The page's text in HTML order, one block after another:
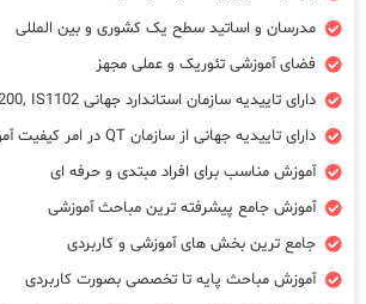
مدرسان و اساتید سطح یک کشوری و بین المللی
فضای آموزشی تئوریک و عملی مجهز
دارای تاییدیه سازمان استاندارد جهانی ISO1200, IS1102
دارای تاییدیه جهانی از سازمان QT در امر کیفیت آموزش
آموزش مناسب برای افراد مبتدی و حرفه ای
آموزش جامع پیشرفته ترین مباحث آموزشی
جامع ترین بخش های آموزشی و کاربردی
آموزش مباحث پایه تا تخصصی بصورت کاربردی